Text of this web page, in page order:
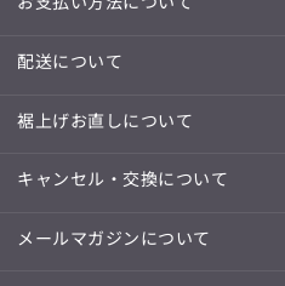
配送について
裾上げお直しについて
キャンセル・交換について
メールマガジンについて